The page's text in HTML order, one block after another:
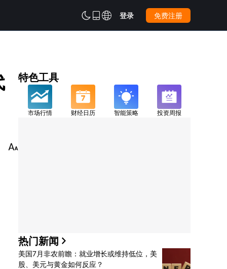
 登录 免费注册

特色工具
市场行情 财经日历 智能策略 投资周报
热门新闻
美国7月非农前瞻：就业增长或维持低位，美
股、美元与黄金如何反应？